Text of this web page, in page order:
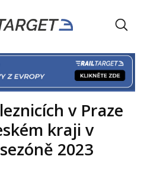
v Praze
kraji v
2023